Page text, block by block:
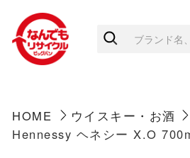
HOME ウイスキー・お酒
Hennessy ヘネシー X.O